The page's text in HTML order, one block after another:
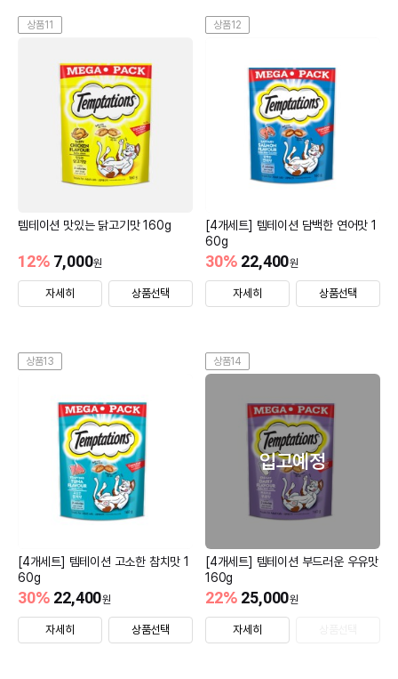
상품11
템테이션 맛있는 닭고기맛 160g
7,000원
12%
자세히 상품선택
상품12
[4개세트] 템테이션 담백한 연어맛 1
60g
22,400원
30%
자세히 상품선택
상품13
[4개세트] 템테이션 고소한 참치맛 1
60g
22,400원
30%
자세히 상품선택
상품14
입고예정
[4개세트] 템테이션 부드러운 우유맛
160g
25,000원
22%
자세히